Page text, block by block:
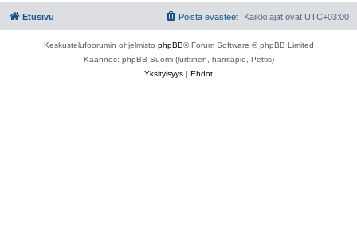
Etusivu Kaikki ajat ovat UTC+03:00
Poista evästeet
Keskustelufoorumin ohjelmisto phpBB® Forum Software © phpBB Limited
Käännös: phpBB Suomi (lurttinen, harritapio, Pettis)
Yksityisyys | Ehdot